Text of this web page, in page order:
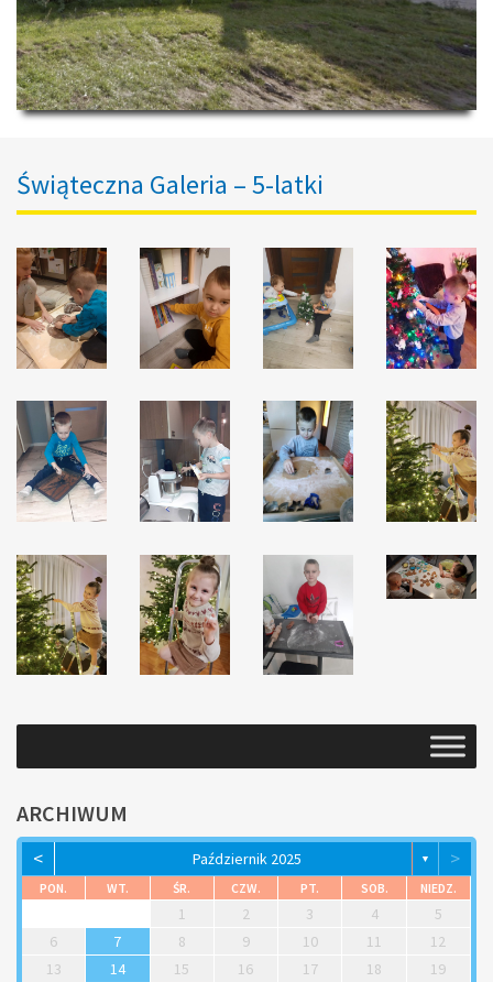
Świąteczna Galeria – 5-latki
ARCHIWUM
< Październik 2025 ▼ >
PON. WT. ŚR. CZW. PT. SOB. NIEDZ.
1 2 3 4
5
6
7 8 9 10 11
12
13
14 15 16 17 18
19